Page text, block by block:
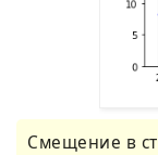
Смещение в